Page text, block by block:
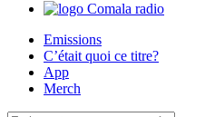
Comala radio
Emissions
C’était quoi ce titre?
App
Merch